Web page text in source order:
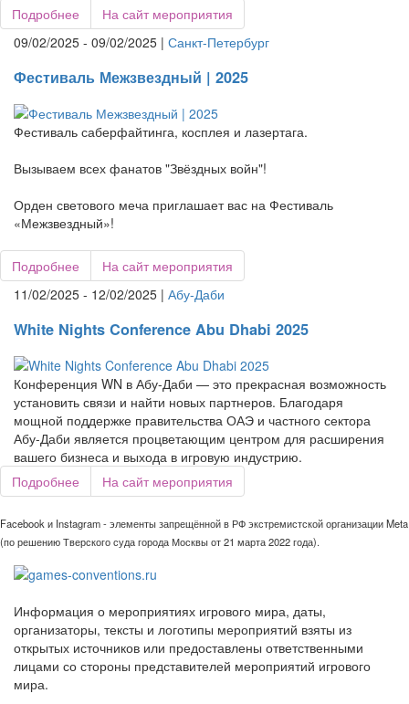
Подробнее
На сайт мероприятия
09/02/2025 - 09/02/2025 | Санкт-Петербург
Фестиваль Межзвездный | 2025
Фестиваль саберфайтинга, косплея и лазертага.
Вызываем всех фанатов "Звёздных войн"!
Орден светового меча приглашает вас на Фестиваль
«Межзвездный»!
Подробнее
На сайт мероприятия
11/02/2025 - 12/02/2025 | Абу-Даби
White Nights Conference Abu Dhabi 2025
Конференция WN в Абу-Даби — это прекрасная возможность
установить связи и найти новых партнеров. Благодаря
мощной поддержке правительства ОАЭ и частного сектора
Абу-Даби является процветающим центром для расширения
вашего бизнеса и выхода в игровую индустрию.
Подробнее
На сайт мероприятия
Facebook и Instagram - элементы запрещённой в РФ экстремистской организации Meta
(по решению Тверского суда города Москвы от 21 марта 2022 года).
Информация о мероприятиях игрового мира, даты,
организаторы, тексты и логотипы мероприятий взяты из
открытых источников или предоставлены ответственными
лицами со стороны представителей мероприятий игрового
мира.